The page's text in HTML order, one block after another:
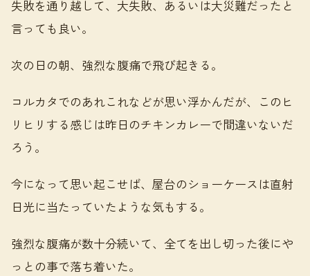
失敗を通り越して、大失敗、あるいは大災難だったと
言っても良い。
次の日の朝、強烈な腹痛で飛び起きる。
コルカタでのあれこれなどが思い浮かんだが、このヒ
リヒリする感じは昨日のチキンカレーで間違いないだ
ろう。
今になって思い起こせば、屋台のショーケースは直射
日光に当たっていたような気もする。
強烈な腹痛が数十分続いて、全てを出し切った後にや
っとの事で落ち着いた。